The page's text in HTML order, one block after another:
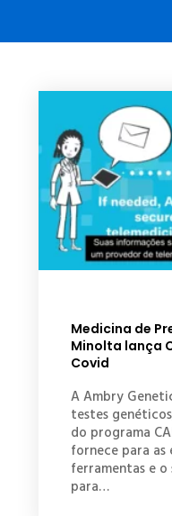
Medicina de
Minolta lança
Covid
A Ambry
testes
do programa
fornece para as
ferramentas e
para…